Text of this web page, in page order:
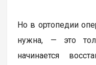
Но в ортопедии
нужна, — это
начинается